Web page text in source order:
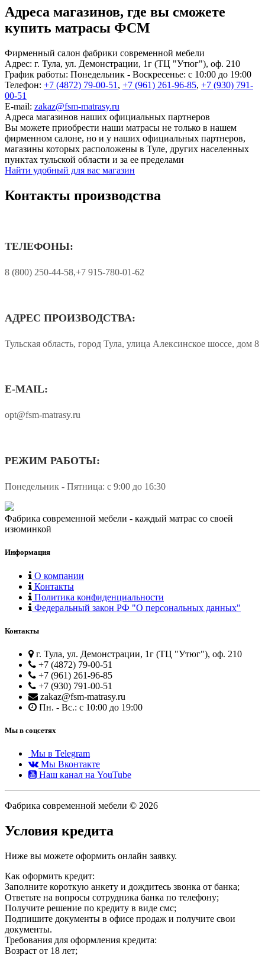
Адреса магазинов, где вы сможете
купить матрасы ФСМ
Фирменный салон фабрики современной мебели
Адрес: г. Тула, ул. Демонстрации, 1г (ТЦ "Утюг"), оф. 210
График работы: Понедельник - Воскресенье: с 10:00 до 19:00
Телефон: +7 (4872) 79-00-51 , +7 (961) 261-96-85, +7 (930) 791-
00-51
E-mail: zakaz@fsm-matrasy.ru
Адреса магазинов наших официальных партнеров
Вы можете приобрести наши матрасы не только в нашем
фирменном салоне, но и у наших официальных партнеров,
магазины которых расположены в Туле, других населенных
пунктах тульской области и за ее пределами
Найти удобный для вас магазин
Контакты производства
ТЕЛЕФОНЫ:
8 (800) 250-44-58,+7 915-780-01-62
АДРЕС ПРОИЗВОДСТВА:
Тульская область, город Тула, улица Алексинское шоссе, дом 8
E-MAIL:
opt@fsm-matrasy.ru
РЕЖИМ РАБОТЫ:
Понедельник - Пятница: с 9:00 до 16:30
Фабрика современной мебели - каждый матрас со своей
изюминкой
Информация
О компании
Контакты
Политика конфиденциальности
Федеральный закон РФ "О персональных данных"
Контакты
г. Тула, ул. Демонстрации, 1г (ТЦ "Утюг"), оф. 210
+7 (4872) 79-00-51
+7 (961) 261-96-85
+7 (930) 791-00-51
zakaz@fsm-matrasy.ru
Пн. - Вс.: с 10:00 до 19:00
Мы в соцсетях
Мы в Telegram
Мы Вконтакте
Наш канал на YouTube
Фабрика современной мебели © 2026
Условия кредита
Ниже вы можете оформить онлайн заявку.
Как оформить кредит:
Заполните короткую анкету и дождитесь звонка от банка;
Ответьте на вопросы сотрудника банка по телефону;
Получите решение по кредиту в виде смс;
Подпишите документы в офисе продаж и получите свои
документы.
Требования для оформления кредита:
Возраст от 18 лет;